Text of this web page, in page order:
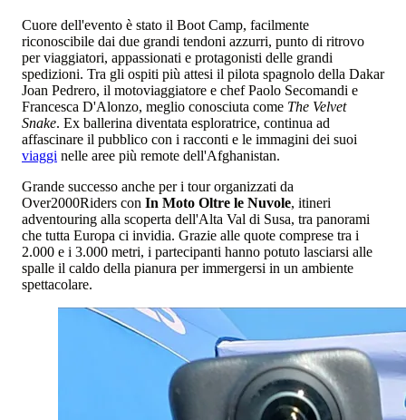
Cuore dell'evento è stato il Boot Camp, facilmente
riconoscibile dai due grandi tendoni azzurri, punto di ritrovo
per viaggiatori, appassionati e protagonisti delle grandi
spedizioni. Tra gli ospiti più attesi il pilota spagnolo della Dakar
Joan Pedrero, il motoviaggiatore e chef Paolo Secomandi e
Francesca D'Alonzo, meglio conosciuta come The Velvet
Snake. Ex ballerina diventata esploratrice, continua ad
affascinare il pubblico con i racconti e le immagini dei suoi
viaggi nelle aree più remote dell'Afghanistan.
Grande successo anche per i tour organizzati da
Over2000Riders con In Moto Oltre le Nuvole, itineri
adventouring alla scoperta dell'Alta Val di Susa, tra panorami
che tutta Europa ci invidia. Grazie alle quote comprese tra i
2.000 e i 3.000 metri, i partecipanti hanno potuto lasciarsi alle
spalle il caldo della pianura per immergersi in un ambiente
spettacolare.